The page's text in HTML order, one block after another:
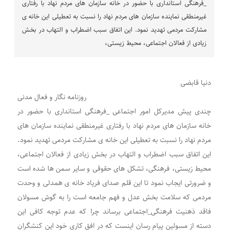
_فرهنگی استانداری با حضور در خانه سازمان های مردم نهاد با رفتاری‌
غیرمنطقی نماینده سازمان های مردم نهاد را نسبت به تعطیلی این خانه ی
مشارکت مردمی تهدید نمود. این اتفاق سبب اضطراب و التهاب در بخش
زیادی از فعالان اجتماعی، محیط زیستی،
دنیا قابضی
روزنامه نگار و فعال مدنی
چندی پیش مدیرکل امور اجتماعی _فرهنگی استانداری با حضور در
خانه سازمان های مردم نهاد با رفتاری‌ غیرمنطقی نماینده سازمان های
مردم نهاد را نسبت به تعطیلی این خانه ی مشارکت مردمی تهدید نمود.
این اتفاق سبب اضطراب و التهاب در بخش زیادی از فعالان اجتماعی،
محیط زیستی، فرهنگی، تشکل های حقوقی و سایر سمن ها شده است
و ضرورتی ایجاب نمود تا این قلم صدای فریاد خانه ی همدلی و وحدت
مردمی که سلامت بخش عدل و فهم جامعه است را به گوش مسولان
فاقد ذهنیت فرهنگی_اجتماعی برساند چرا که عدم توجه کافی این
دسته از مسولین پیام رسان اینست که در افق کاری خود این کنشگران